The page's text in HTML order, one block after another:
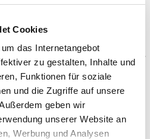
Cookies
das Internetangebot
zu gestalten, Inhalte und
Funktionen für soziale
und die Zugriffe auf unsere
geben wir
unserer Website an
Werbung und Analysen
sind wertvoll – nicht nur für
sondern für die gesamte
werden bspw. imKWW-
aufbereitet.